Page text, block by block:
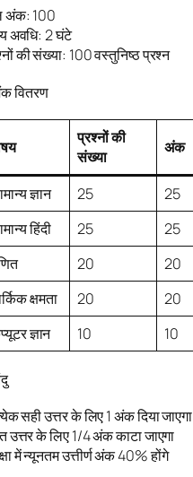
100
अवधि: 2 घंटे
की संख्या: 100 वस्तुनिष्ठ प्रश्न
वितरण
प्रश्नों की
संख्या
अंक
ज्ञान 25
25
हिंदी
25
25
20
20
क्षमता
20
20
ज्ञान
10 10
सही उत्तर के लिए 1 अंक दिया जाएगा
उत्तर के लिए 1/4 अंक काटा जाएगा
में न्यूनतम उत्तीर्ण अंक 40% होंगे